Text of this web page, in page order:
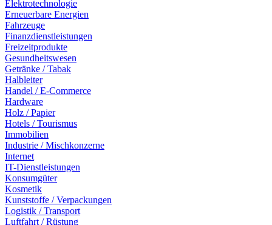
Elektrotechnologie
Erneuerbare Energien
Fahrzeuge
Finanzdienstleistungen
Freizeitprodukte
Gesundheitswesen
Getränke / Tabak
Halbleiter
Handel / E-Commerce
Hardware
Holz / Papier
Hotels / Tourismus
Immobilien
Industrie / Mischkonzerne
Internet
IT-Dienstleistungen
Konsumgüter
Kosmetik
Kunststoffe / Verpackungen
Logistik / Transport
Luftfahrt / Rüstung